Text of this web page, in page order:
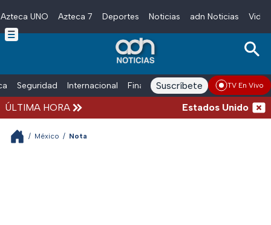
Skip to main content
Azteca UNO Azteca 7 Deportes Noticias adn Noticias
Seguridad Internacional Finanzas adn Noticias Radio
Suscríbete TV En Vivo
ÚLTIMA HORA Estados Unidos
/ México / Nota